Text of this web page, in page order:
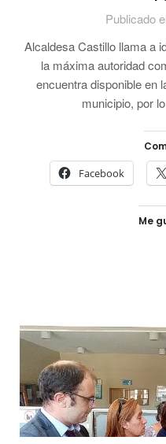
Publicado
Alcaldesa Castillo llama a
la máxima autoridad
encuentra disponible en
municipio, por
Facebook
Me